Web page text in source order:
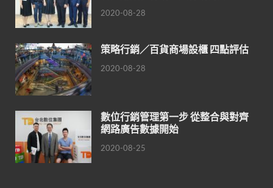
2020-08-28
策略行銷／百貨商場設櫃 四點評估
2020-08-28
數位行銷管理第一步 從整合與對齊
網路廣告數據開始
2020-08-25